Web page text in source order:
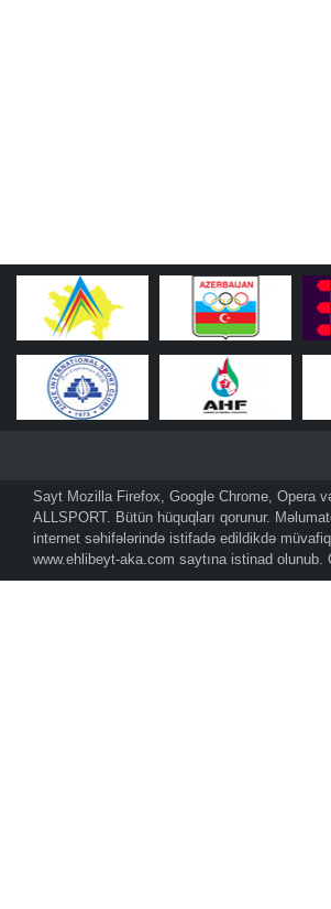
Sayt Mozilla Firefox, Google Chrome, Opera
ALLSPORT. Bütün hüquqları qorunur.
internet səhifələrində istifadə edildikdə
www.ehlibeyt-aka.com saytına istinad olunub.